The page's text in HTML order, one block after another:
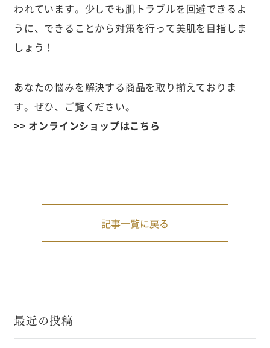
われています。少しでも肌トラブルを回避できるよ
うに、できることから対策を行って美肌を目指しま
しょう！
あなたの悩みを解決する商品を取り揃えておりま
す。ぜひ、ご覧ください。
>> オンラインショップはこちら
記事一覧に戻る
最近の投稿